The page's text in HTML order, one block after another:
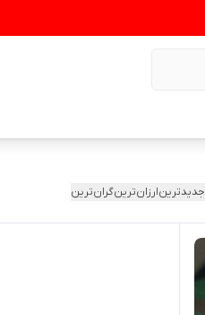
جدیدترینارزان‌ترینگران‌ترین